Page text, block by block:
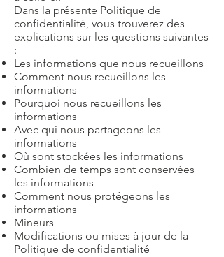
Dans la présente Politique de
confidentialité, vous trouverez des
explications sur les questions suivantes
:
Les informations que nous recueillons
Comment nous recueillons les
informations
Pourquoi nous recueillons les
informations
Avec qui nous partageons les
informations
Où sont stockées les informations
Combien de temps sont conservées
les informations
Comment nous protégeons les
informations
Mineurs
Modifications ou mises à jour de la
Politique de confidentialité